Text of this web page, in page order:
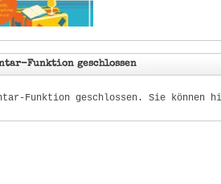
Funktion geschlossen
Funktion geschlossen. Sie können